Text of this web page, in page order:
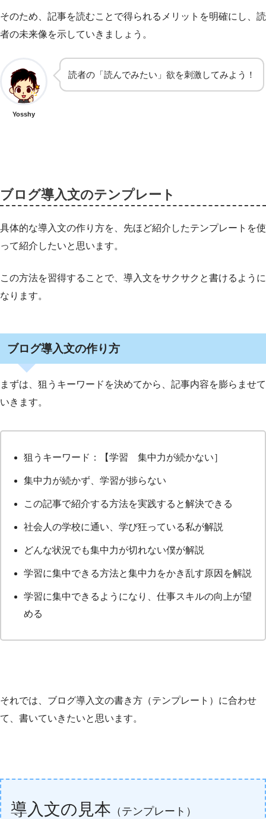
そのため、記事を読むことで得られるメリットを明確にし、読
者の未来像を示していきましょう。
Yosshy
読者の「読んでみたい」欲を刺激してみよう！
ブログ導入文のテンプレート
具体的な導入文の作り方を、先ほど紹介したテンプレートを使
って紹介したいと思います。
この方法を習得することで、導入文をサクサクと書けるように
なります。
ブログ導入文の作り方
まずは、狙うキーワードを決めてから、記事内容を膨らませて
いきます。
狙うキーワード：【学習 集中力が続かない］
集中力が続かず、学習が捗らない
この記事で紹介する方法を実践すると解決できる
社会人の学校に通い、学び狂っている私が解説
どんな状況でも集中力が切れない僕が解説
学習に集中できる方法と集中力をかき乱す原因を解説
学習に集中できるようになり、仕事スキルの向上が望
める
それでは、ブログ導入文の書き方（テンプレート）に合わせ
て、書いていきたいと思います。
導入文の見本 （テンプレート）